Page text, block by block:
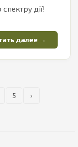
дії!
5 ›